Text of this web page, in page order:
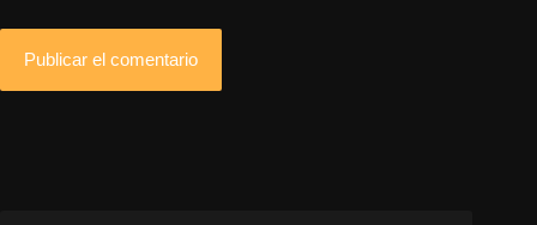
Publicar el comentario